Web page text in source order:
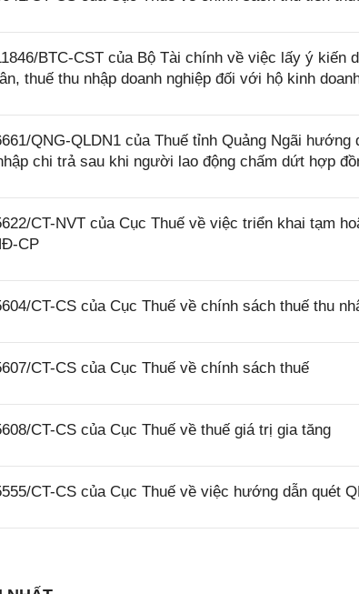
BTC-CST của Bộ Tài chính về việc lấy ý kiến
thuế thu nhập doanh nghiệp đối với hộ kinh
QNG-QLDN1 của Thuế tỉnh Quảng Ngãi
chi trả sau khi người lao động chấm dứt hợp
CT-NVT của Cục Thuế về việc triển khai tạm
CP
CT-CS của Cục Thuế về chính sách thuế thu
CT-CS của Cục Thuế về chính sách thuế
CT-CS của Cục Thuế về thuế giá trị gia tăng
CT-CS của Cục Thuế về việc hướng dẫn quét